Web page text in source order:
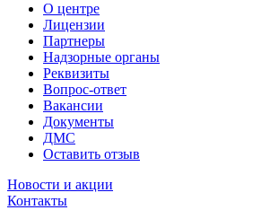
О центре
Лицензии
Партнеры
Надзорные органы
Реквизиты
Вопрос-ответ
Вакансии
Документы
ДМС
Оставить отзыв
Новости и акции
Контакты